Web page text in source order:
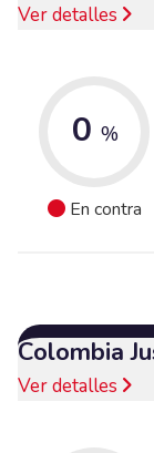
Ver detalles
0 %
En contra
Colombia
Ver detalles